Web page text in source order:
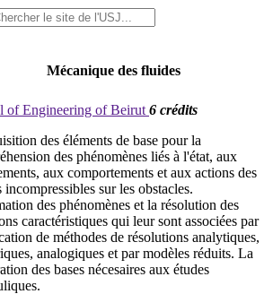
Mécanique des fluides
of Engineering of Beirut 6 crédits
des éléments de base pour la
des phénomènes liés à l'état, aux
aux comportements et aux actions des
incompressibles sur les obstacles.
des phénomènes et la résolution des
caractéristiques qui leur sont associées par
de méthodes de résolutions analytiques,
analogiques et par modèles réduits. La
des bases nécesaires aux études